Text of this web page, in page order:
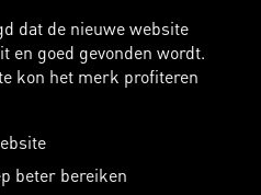
dat de nieuwe website
en goed gevonden wordt.
kon het merk profiteren
beter bereiken